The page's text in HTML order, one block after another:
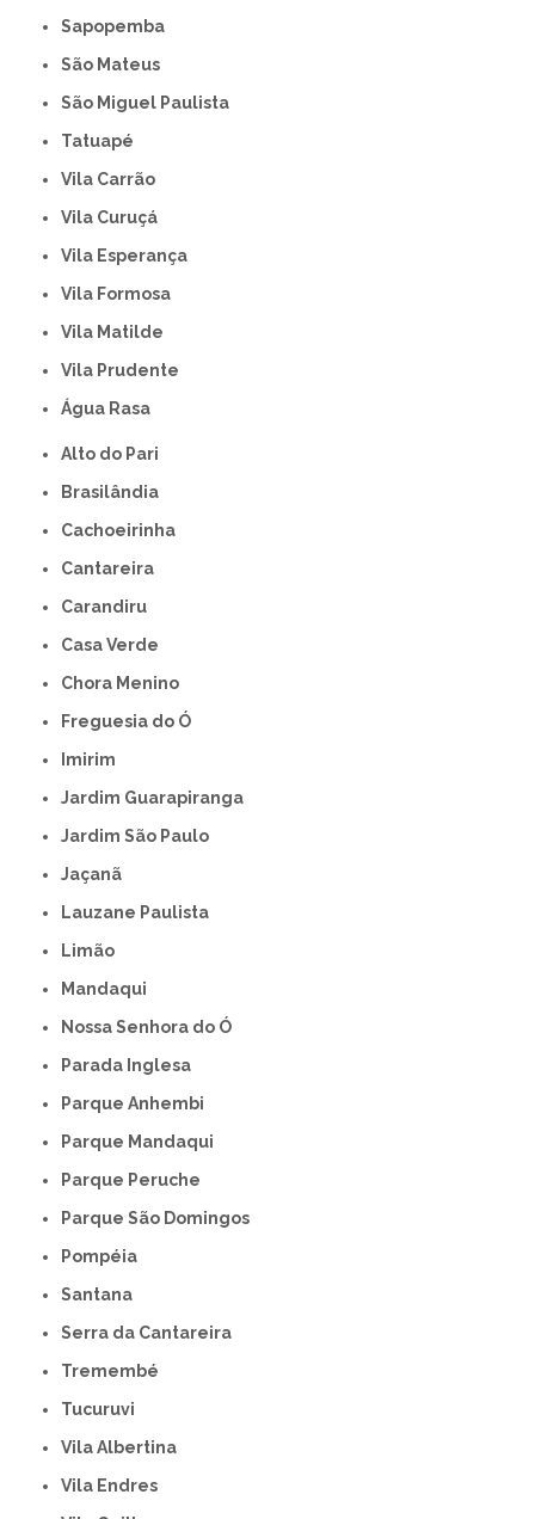
Sapopemba
São Mateus
São Miguel Paulista
Tatuapé
Vila Carrão
Vila Curuçá
Vila Esperança
Vila Formosa
Vila Matilde
Vila Prudente
Água Rasa
Alto do Pari
Brasilândia
Cachoeirinha
Cantareira
Carandiru
Casa Verde
Chora Menino
Freguesia do Ó
Imirim
Jardim Guarapiranga
Jardim São Paulo
Jaçanã
Lauzane Paulista
Limão
Mandaqui
Nossa Senhora do Ó
Parada Inglesa
Parque Anhembi
Parque Mandaqui
Parque Peruche
Parque São Domingos
Pompéia
Santana
Serra da Cantareira
Tremembé
Tucuruvi
Vila Albertina
Vila Endres